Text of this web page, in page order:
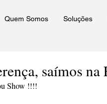
Quem Somos Soluções
saímos na
Show !!!!